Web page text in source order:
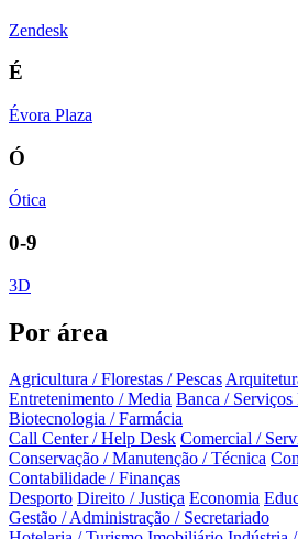
Zendesk
É
Évora Plaza
Ó
Ótica
0-9
3D
Por área
Agricultura / Florestas / Pescas
Entretenimento / Media Banca / Serviços
Biotecnologia / Farmácia
Call Center / Help Desk Comercial /
Conservação / Manutenção / Técnica
Contabilidade / Finanças
Desporto Direito / Justiça Economia
Gestão / Administração / Secretariado